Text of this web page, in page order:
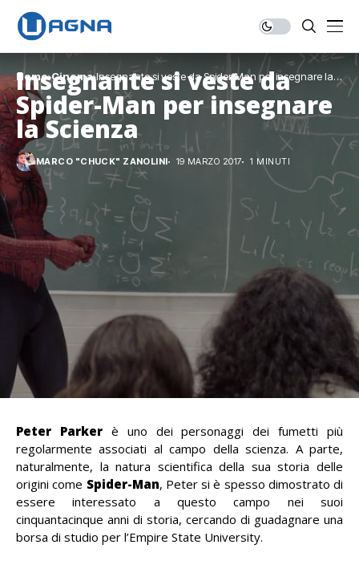
Home Cinema Insegnante si veste da Spider-Man per insegnare la
Scienza
Insegnante si veste da
Spider-Man per insegnare
la Scienza
MARCO "CHUCK" ZANOLINI 19 MARZO 2017 1 MINUTI
Peter Parkerè uno dei personaggi dei fumetti più
regolarmente associati al campo della scienza. A parte,
naturalmente, la natura scientifica della sua storia delle
origini come Spider-Man, Peter si è spesso dimostrato di
essere interessato a questo campo nei suoi
cinquantacinque anni di storia, cercando di guadagnare una
borsa di studio per l’Empire State University.